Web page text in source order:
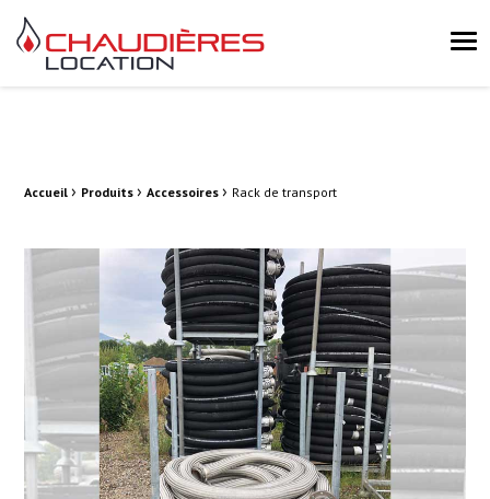
Chaudières Location Location de chaudière et chaufferie mobile
Fil d'Ariane :
Accueil › Produits › Accessoires › Rack de transport